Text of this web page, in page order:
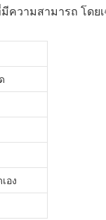
วามสามารถ โด
อง